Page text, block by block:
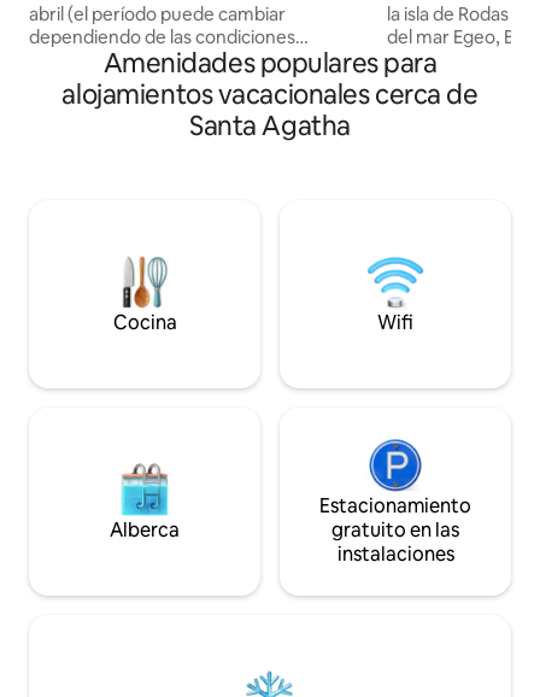
abril (el período puede cambiar
dependiendo de las condiciones
climáticas). Sin cargos adicionales por
este servicio. Reflections Kave Villa
ofrece una experiencia de spa con el uso
del jacuzzi climatizado y el área de spa
adicionales por este servicio. Reflections
Kave Villa es una propiedad residencial
moderna que destaca una hermosa
combinación de lujo y funcionalidad
villa eco tiene un techo de jardín plano
exterior perfecta. El área al aire libre
incluye una piscina con una cascada y
tumbonas sumergidas, una bañera de
hidromasaje y varias áreas de estar con
cómodos muebles de exterior. La casa
está rodeada de paredes de piedra y
espacio atractivo y acogedor. Una sala
la isla de Rodas y
del mar Egeo,
ofrece una
relajación y una
Ubicado justo al
En el interior, la
huéspedes con
materiales
inspiran armonía.
baños, una
Wi-Fi de alta
estacionamiento
acondicionado
cómoda y sin
libre, los
espectacular
privado y un
Amenidades populares para
alojamientos vacacionales cerca de
Santa Agatha
Cocina Wifi
Alberca
Estacionamiento
gratuito en las
instalaciones